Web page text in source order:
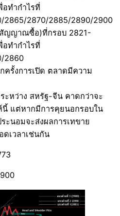
อทำกำไรที่
2865/2870/2885/2890/2900
ญญาณซื้อ)ที่กรอบ 2821-
อทำกำไรที่
2860
ครั้งการเปิด ตลาดมีความ
ะหว่าง สหรัฐ-จีน คาดกว่าจะ
แต่หากมีการคุยนอกรอบใน
ะนอมจะส่งผลการเทขาย
ดเวลาเช่นกัน